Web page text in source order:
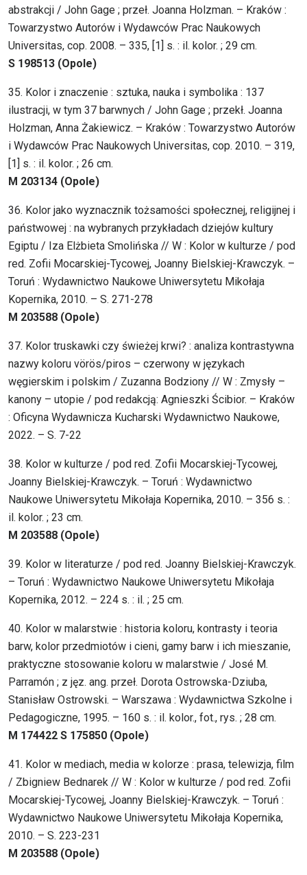
abstrakcji / John Gage ; przeł. Joanna Holzman. – Kraków :
Towarzystwo Autorów i Wydawców Prac Naukowych
Universitas, cop. 2008. – 335, [1] s. : il. kolor. ; 29 cm.
S 198513 (Opole)
35. Kolor i znaczenie : sztuka, nauka i symbolika : 137
ilustracji, w tym 37 barwnych / John Gage ; przekł. Joanna
Holzman, Anna Żakiewicz. – Kraków : Towarzystwo Autorów
i Wydawców Prac Naukowych Universitas, cop. 2010. – 319,
[1] s. : il. kolor. ; 26 cm.
M 203134 (Opole)
36. Kolor jako wyznacznik tożsamości społecznej, religijnej i
państwowej : na wybranych przykładach dziejów kultury
Egiptu / Iza Elżbieta Smolińska // W : Kolor w kulturze / pod
red. Zofii Mocarskiej-Tycowej, Joanny Bielskiej-Krawczyk. –
Toruń : Wydawnictwo Naukowe Uniwersytetu Mikołaja
Kopernika, 2010. – S. 271-278
M 203588 (Opole)
37. Kolor truskawki czy świeżej krwi? : analiza kontrastywna
nazwy koloru vörös/piros – czerwony w językach
węgierskim i polskim / Zuzanna Bodziony // W : Zmysły –
kanony – utopie / pod redakcją: Agnieszki Ścibior. – Kraków
: Oficyna Wydawnicza Kucharski Wydawnictwo Naukowe,
2022. – S. 7-22
38. Kolor w kulturze / pod red. Zofii Mocarskiej-Tycowej,
Joanny Bielskiej-Krawczyk. – Toruń : Wydawnictwo
Naukowe Uniwersytetu Mikołaja Kopernika, 2010. – 356 s. :
il. kolor. ; 23 cm.
M 203588 (Opole)
39. Kolor w literaturze / pod red. Joanny Bielskiej-Krawczyk.
– Toruń : Wydawnictwo Naukowe Uniwersytetu Mikołaja
Kopernika, 2012. – 224 s. : il. ; 25 cm.
40. Kolor w malarstwie : historia koloru, kontrasty i teoria
barw, kolor przedmiotów i cieni, gamy barw i ich mieszanie,
praktyczne stosowanie koloru w malarstwie / José M.
Parramón ; z jęz. ang. przeł. Dorota Ostrowska-Dziuba,
Stanisław Ostrowski. – Warszawa : Wydawnictwa Szkolne i
Pedagogiczne, 1995. – 160 s. : il. kolor., fot., rys. ; 28 cm.
M 174422 S 175850 (Opole)
41. Kolor w mediach, media w kolorze : prasa, telewizja, film
/ Zbigniew Bednarek // W : Kolor w kulturze / pod red. Zofii
Mocarskiej-Tycowej, Joanny Bielskiej-Krawczyk. – Toruń :
Wydawnictwo Naukowe Uniwersytetu Mikołaja Kopernika,
2010. – S. 223-231
M 203588 (Opole)